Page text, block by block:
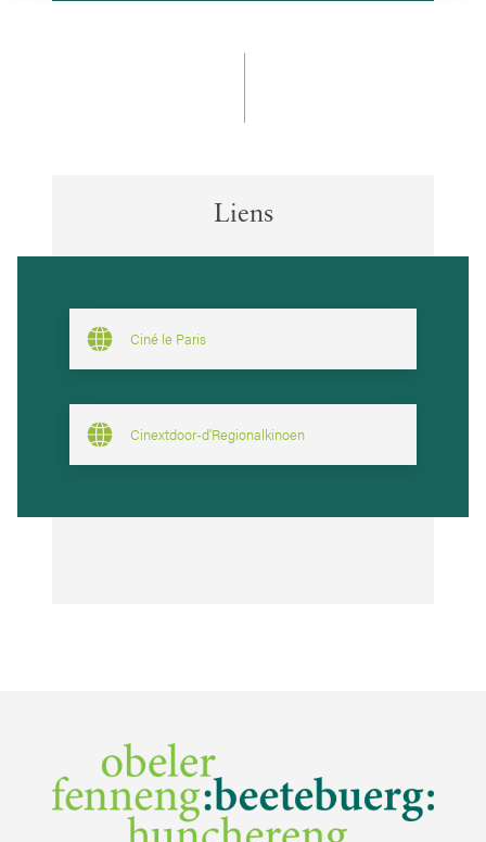
Liens
Ciné le Paris
Cinextdoor-d'Regionalkinoen